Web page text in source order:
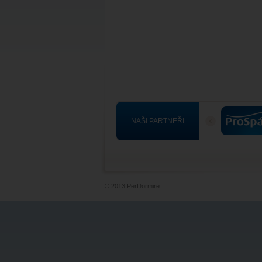
NAŠI PARTNEŘI
© 2013 PerDormire